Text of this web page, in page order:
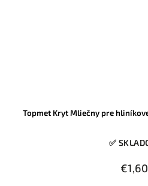
Topmet Kryt Mliečny pre
✅
€1,60